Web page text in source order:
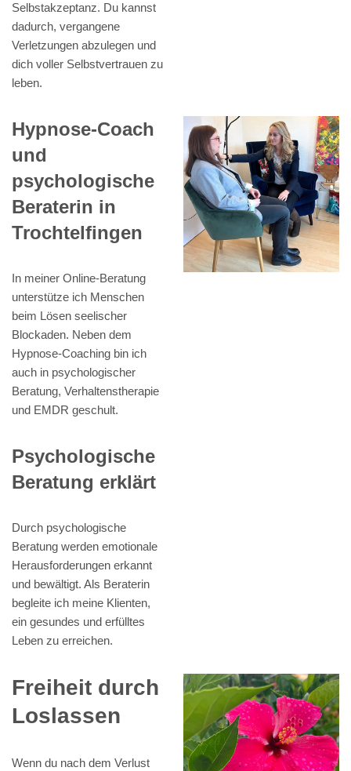
Selbstakzeptanz. Du kannst
dadurch, vergangene
Verletzungen abzulegen und
dich voller Selbstvertrauen zu
leben.
Hypnose-Coach
und
psychologische
Beraterin in
Trochtelfingen
In meiner Online-Beratung
unterstütze ich Menschen
beim Lösen seelischer
Blockaden. Neben dem
Hypnose-Coaching bin ich
auch in psychologischer
Beratung, Verhaltenstherapie
und EMDR geschult.
Psychologische
Beratung erklärt
Durch psychologische
Beratung werden emotionale
Herausforderungen erkannt
und bewältigt. Als Beraterin
begleite ich meine Klienten,
ein gesundes und erfülltes
Leben zu erreichen.
Freiheit durch
Loslassen
Wenn du nach dem Verlust